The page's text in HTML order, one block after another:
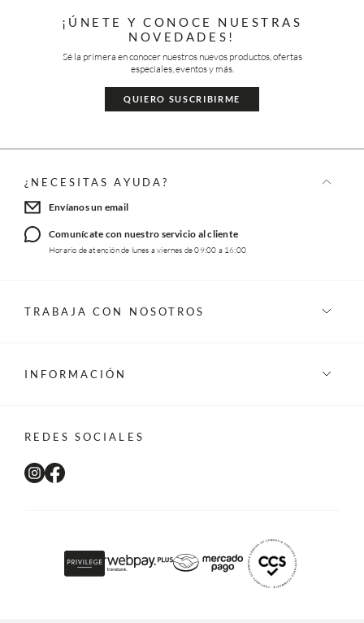
¡ÚNETE Y CONOCE NUESTRAS
NOVEDADES!
Sé la primera en conocer nuestros nuevos productos, ofertas
especiales, eventos y más.
QUIERO SUSCRIBIRME
¿NECESITAS AYUDA?
Envíanos un email
Comunícate con nuestro servicio al cliente
Horario de atención de lunes a viernes de 09:00 a 16:00
TRABAJA CON NOSOTROS
INFORMACIÓN
REDES SOCIALES